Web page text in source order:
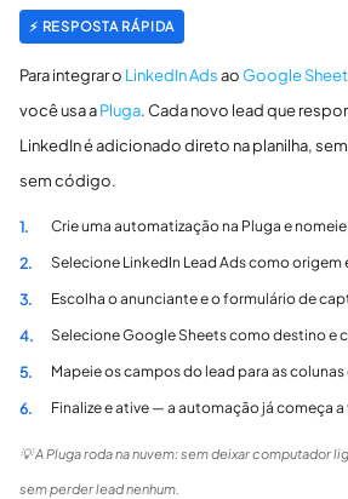
⚡ RESPOSTA RÁPIDA
Para integrar o LinkedIn AdsaoGoogle
você usa aPluga. Cada novo lead que
LinkedIn é adicionado direto na planilha,
sem código.
1. Crie uma automatização na Pluga e nomeie
2. Selecione LinkedIn Lead Ads como origem
3. Escolha o anunciante e o formulário de
4. Selecione Google Sheets como destino e
5. Mapeie os campos do lead para as colunas
6. Finalize e ative — a automação já começa
💡 A Pluga roda na nuvem: sem deixar computador
sem perder lead nenhum.